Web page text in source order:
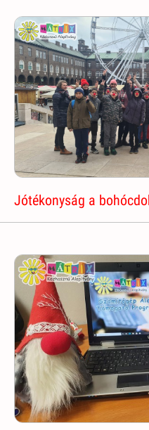
Jótékonyság a